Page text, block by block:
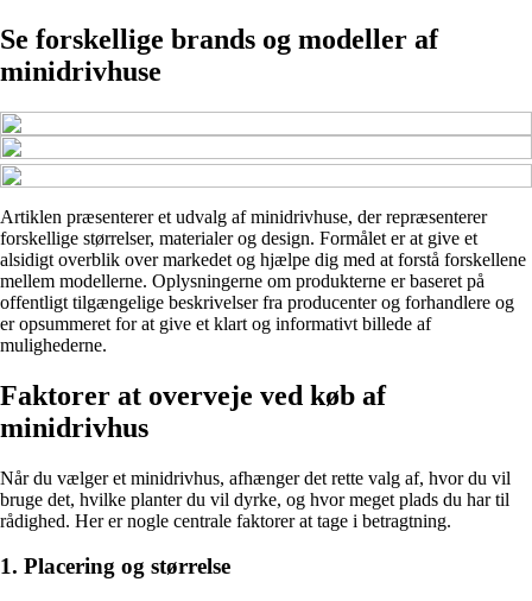
Se forskellige brands og modeller af
minidrivhuse
Artiklen præsenterer et udvalg af minidrivhuse, der repræsenterer
forskellige størrelser, materialer og design. Formålet er at give et
alsidigt overblik over markedet og hjælpe dig med at forstå forskellene
mellem modellerne. Oplysningerne om produkterne er baseret på
offentligt tilgængelige beskrivelser fra producenter og forhandlere og
er opsummeret for at give et klart og informativt billede af
mulighederne.
Faktorer at overveje ved køb af
minidrivhus
Når du vælger et minidrivhus, afhænger det rette valg af, hvor du vil
bruge det, hvilke planter du vil dyrke, og hvor meget plads du har til
rådighed. Her er nogle centrale faktorer at tage i betragtning.
1. Placering og størrelse